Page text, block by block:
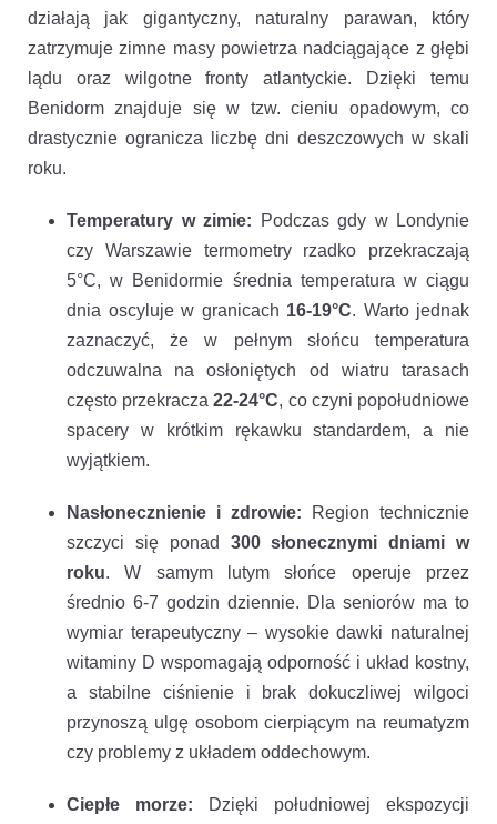
działają jak gigantyczny, naturalny parawan, który
zatrzymuje zimne masy powietrza nadciągające z głębi
lądu oraz wilgotne fronty atlantyckie. Dzięki temu
Benidorm znajduje się w tzw. cieniu opadowym, co
drastycznie ogranicza liczbę dni deszczowych w skali
roku.
Temperatury w zimie: Podczas gdy w Londynie
czy Warszawie termometry rzadko przekraczają
5°C, w Benidormie średnia temperatura w ciągu
dnia oscyluje w granicach 16-19°C. Warto jednak
zaznaczyć, że w pełnym słońcu temperatura
odczuwalna na osłoniętych od wiatru tarasach
często przekracza22-24°C, co czyni popołudniowe
spacery w krótkim rękawku standardem, a nie
wyjątkiem.
Nasłonecznienie i zdrowie: Region technicznie
szczyci się ponad 300 słonecznymi dniami w
roku. W samym lutym słońce operuje przez
średnio 6-7 godzin dziennie. Dla seniorów ma to
wymiar terapeutyczny – wysokie dawki naturalnej
witaminy D wspomagają odporność i układ kostny,
a stabilne ciśnienie i brak dokuczliwej wilgoci
przynoszą ulgę osobom cierpiącym na reumatyzm
czy problemy z układem oddechowym.
Ciepłe morze: Dzięki południowej ekspozycji